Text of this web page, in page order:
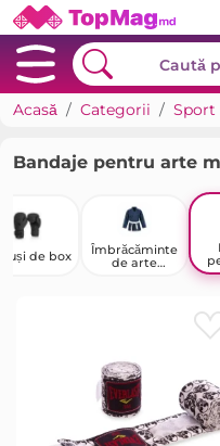
Acasă Categorii Sport
Bandaje pentru arte
de box
Îmbrăcăminte
de arte